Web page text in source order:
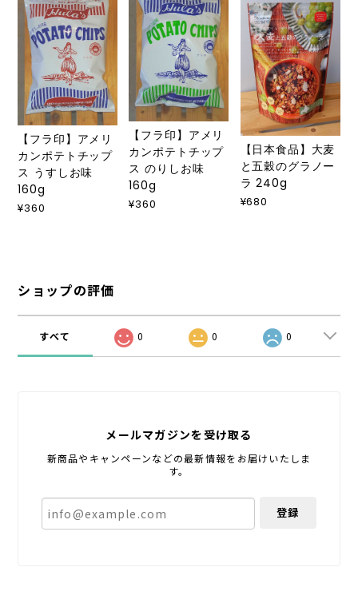
【フラ印】アメリ
カンポテトチップ
ス うすしお味
160g
¥360
【フラ印】アメリ
カンポテトチップ
ス のりしお味
160g
¥360
【日本食品】大麦
と五穀のグラノー
ラ 240g
¥680
ショップの評価
すべて 0 0 0
メールマガジンを受け取る
新商品やキャンペーンなどの最新情報をお届けいたしま
す。
登録